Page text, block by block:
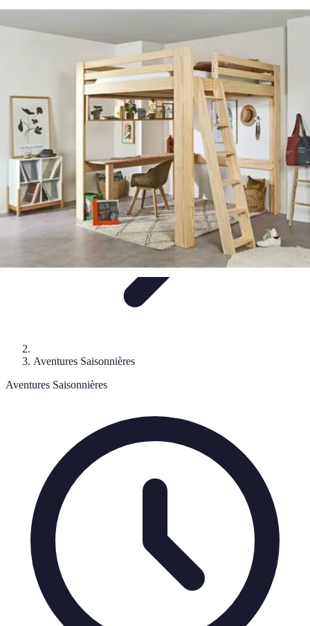
Aventures Ado
Activités Aventure
AventureActivités d'Aventure Aventure et Nature
Aventures Ado
Aventures Saisonnières
Aventures Saisonnières